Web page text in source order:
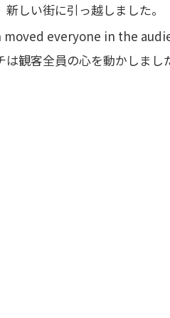
しい街に引っ越しました。
moved everyone in the
は観客全員の心を動かしまし